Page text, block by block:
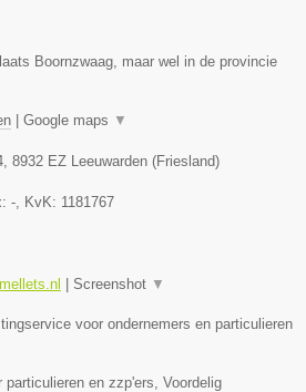
Boornzwaag, maar wel in de provincie
| Google maps ▼
8932 EZ Leeuwarden (Friesland)
- , KvK: 1181767
| Screenshot ▼
voor ondernemers en particulieren
particulieren en zzp'ers, Voordelig